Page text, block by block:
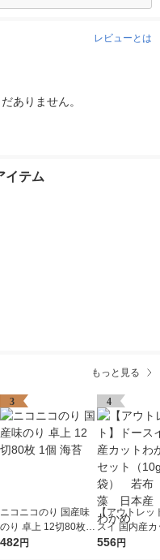
レビューとは
ありません。
イテム
もっと見る
3
ニコニコのり 国産味
のり 卓上 12切80枚 1
個 海苔
482円
4
【アウトレッ
スイ 国内産
かめ 1セット
556円